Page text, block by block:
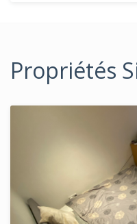
Propriétés